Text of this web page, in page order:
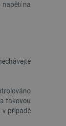
napětí na
takovou
v případě